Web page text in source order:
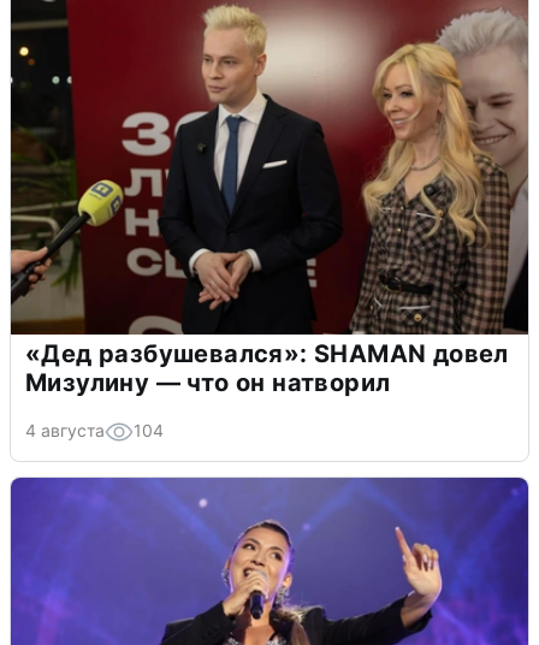
«Дед разбушевался»: SHAMAN довел
Мизулину — что он натворил
4 августа 104